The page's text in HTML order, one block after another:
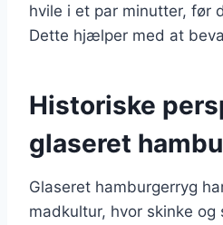
hvile i et par minutter, før
Dette hjælper med at
Historiske
glaseret
Glaseret hamburgerryg
madkultur, hvor skinke